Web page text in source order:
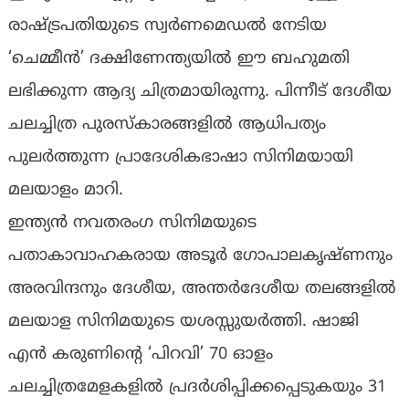
രാഷ്ട്രപതിയുടെ സ്വര്‍ണമെഡല്‍ നേടിയ
‘ചെമ്മീന്‍’ ദക്ഷിണേന്ത്യയില്‍ ഈ ബഹുമതി
ലഭിക്കുന്ന ആദ്യ ചിത്രമായിരുന്നു. പിന്നീട് ദേശീയ
ചലച്ചിത്ര പുരസ്‌കാരങ്ങളില്‍ ആധിപത്യം
പുലര്‍ത്തുന്ന പ്രാദേശികഭാഷാ സിനിമയായി
മലയാളം മാറി.
ഇന്ത്യന്‍ നവതരംഗ സിനിമയുടെ
പതാകാവാഹകരായ അടൂര്‍ ഗോപാലകൃഷ്ണനും
അരവിന്ദനും ദേശീയ, അന്തര്‍ദേശീയ തലങ്ങളില്‍
മലയാള സിനിമയുടെ യശസ്സുയര്‍ത്തി. ഷാജി
എന്‍ കരുണിന്റെ ‘പിറവി’ 70 ഓളം
ചലച്ചിത്രമേളകളില്‍ പ്രദര്‍ശിപ്പിക്കപ്പെടുകയും 31